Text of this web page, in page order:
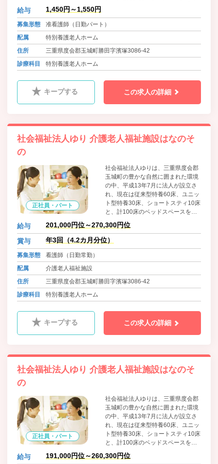
給与 1,450円～1,550円
募集形態
准看護師（日勤パート）
配属
特別養護老人ホーム
住所
三重県度会郡玉城町勝田字濱塚3086-42
診療科目
特別養護老人ホーム
キープする この求人の詳細
社会福祉法人ゆり 介護老人福祉施設はなのそ
の
正社員・パート
社会福祉法人ゆりは、三重県度会郡
玉城町の豊かな自然に囲まれた環境
の中、平成13年7月に法人が設立さ
れ、現在は従来型特養60床、ユニッ
ト型特養30床、ショートスティ10床
と、計100床のベッドスペースを確
保させていただいております。
給与 201,000円位～270,300円位
賞与 年3回（4.2カ月分位）
募集形態
看護師（日勤常勤）
配属
介護老人福祉施設
住所
三重県度会郡玉城町勝田字濱塚3086-42
診療科目
特別養護老人ホーム
キープする この求人の詳細
社会福祉法人ゆり 介護老人福祉施設はなのそ
の
正社員・パート
社会福祉法人ゆりは、三重県度会郡
玉城町の豊かな自然に囲まれた環境
の中、平成13年7月に法人が設立さ
れ、現在は従来型特養60床、ユニッ
ト型特養30床、ショートスティ10床
と、計100床のベッドスペースを確
保させていただいております。
給与 191,000円位～260,300円位